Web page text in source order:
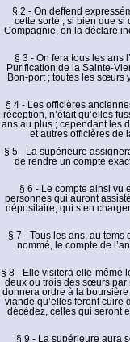
§ 2 - On deffend
cette sorte ; si bien que si
Compagnie, on la déclare
§ 3 - On fera tous les ans
Purification de la Sainte-
Bon-port ; toutes les sœurs
§ 4 - Les officières
réception, n’était qu’elles
ans au plus ; cependant les
et autres officières de
§ 5 - La supérieure
de rendre un compte
§ 6 - Le compte ainsi vu
personnes qui auront
dépositaire, qui s’en
§ 7 - Tous les ans, au
nommé, le compte de
§ 8 - Elle visitera elle-même
deux ou trois des sœurs par
donnera ordre à la
viande qu’elles feront cuire
décédez, celles qui seront
§ 9 - La supérieure aura